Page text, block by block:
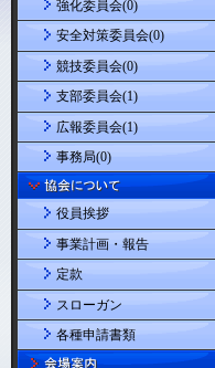
強化委員会(0)
安全対策委員会(0)
競技委員会(0)
支部委員会(1)
広報委員会(1)
事務局(0)
役員挨拶
事業計画・報告
定款
スローガン
各種申請書類